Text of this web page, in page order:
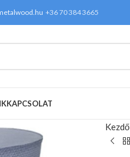
+36 70 384 3665
KAPCSOLAT